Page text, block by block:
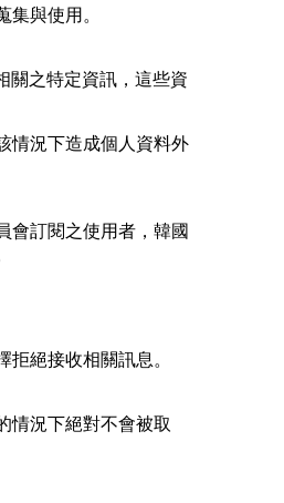
與使用。
關之特定資訊，這些資
情況下造成個人資料外
會訂閱之使用者，韓國
絕接收相關訊息。
情況下絕對不會被取